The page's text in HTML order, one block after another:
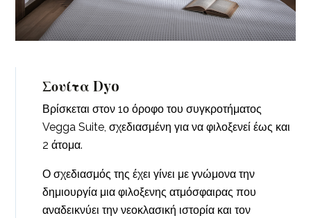
Σουίτα Dyo
Βρίσκεται στον 1ο όροφο του συγκροτήματος
Vegga Suite, σχεδιασμένη για να φιλοξενεί έως και
2 άτομα.
Ο σχεδιασμός της έχει γίνει με γνώμονα την
δημιουργία μια φιλοξενης ατμόσφαιρας που
αναδεικνύει την νεοκλασική ιστορία και τον